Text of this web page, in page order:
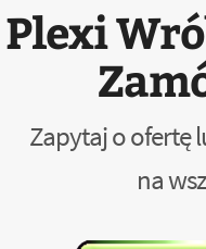
Plexi
Zapytaj o ofertę
na